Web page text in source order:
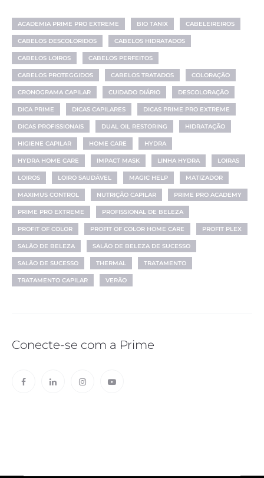
ACADEMIA PRIME PRO EXTREME BIO TANIX CABELEIREIROS
CABELOS DESCOLORIDOS CABELOS HIDRATADOS
CABELOS LOIROS CABELOS PERFEITOS
CABELOS PROTEGGIDOS CABELOS TRATADOS COLORAÇÃO
CRONOGRAMA CAPILAR CUIDADO DIÁRIO DESCOLORAÇÃO
DICA PRIME DICAS CAPILARES DICAS PRIME PRO EXTREME
DICAS PROFISSIONAIS DUAL OIL RESTORING HIDRATAÇÃO
HIGIENE CAPILAR HOME CARE HYDRA
HYDRA HOME CARE IMPACT MASK LINHA HYDRA LOIRAS
LOIROS LOIRO SAUDÁVEL MAGIC HELP MATIZADOR
MAXIMUS CONTROL NUTRIÇÃO CAPILAR PRIME PRO ACADEMY
PRIME PRO EXTREME PROFISSIONAL DE BELEZA
PROFIT OF COLOR PROFIT OF COLOR HOME CARE PROFIT PLEX
SALÃO DE BELEZA SALÃO DE BELEZA DE SUCESSO
SALÃO DE SUCESSO THERMAL TRATAMENTO
TRATAMENTO CAPILAR VERÃO
Conecte-se com a Prime